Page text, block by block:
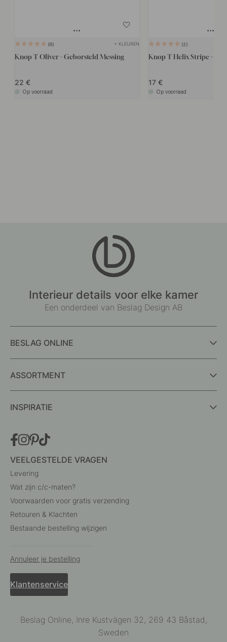
8 + KLEUREN
Knop T Oliver - Geborsteld Messing
22
Op voorraad
2
Knop T Helix Stripe -
17
Op voorraad
Interieur details voor elke kamer
Een onderdeel van Beslag Design AB
BESLAG ONLINE
ASSORTMENT
INSPIRATIE
VEELGESTELDE VRAGEN
Levering
Wat zijn c/c-maten?
Voorwaarden voor gratis verzending
Retouren & Klachten
Bestaande bestelling wijzigen
Annuleer je bestelling
Klantenservice
Beslag Online, Inre Kustvägen 32, 269 43 Båstad,
Sweden